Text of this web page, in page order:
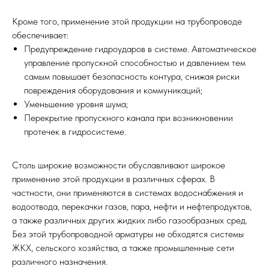
Кроме того, применение этой продукции на трубопроводе
обеспечивает:
Предупреждение гидроударов в системе. Автоматическое
управление пропускной способностью и давлением тем
самым повышает безопасность контура, снижая риски
повреждения оборудования и коммуникаций;
Уменьшение уровня шума;
Перекрытие пропускного канала при возникновении
протечек в гидросистеме.
Столь широкие возможности обуславливают широкое
применение этой продукции в различных сферах. В
частности, они применяются в системах водоснабжения и
водоотвода, перекачки газов, пара, нефти и нефтепродуктов,
а также различных других жидких либо газообразных сред.
Без этой трубопроводной арматуры не обходятся системы
ЖКХ, сельского хозяйства, а также промышленные сети
различного назначения.